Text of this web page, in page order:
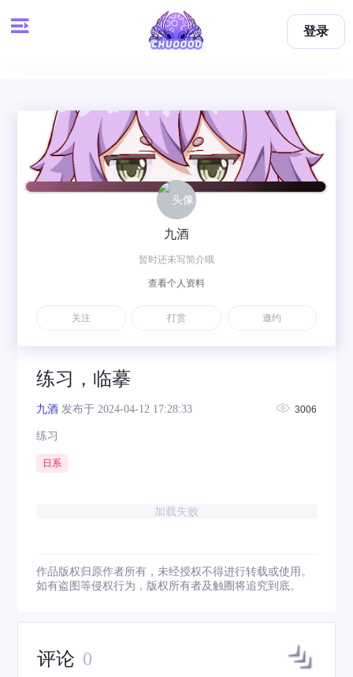
登录
练习，临摹
九酒 发布于 2024-04-12 17:28:33 3006
练习
日系
加载失败
作品版权归原作者所有，未经授权不得进行转载或使用。
如有盗图等侵权行为，版权所有者及触圈将追究到底。
评论 0
九酒
暂时还未写简介哦
查看个人资料
关注 打赏 邀约